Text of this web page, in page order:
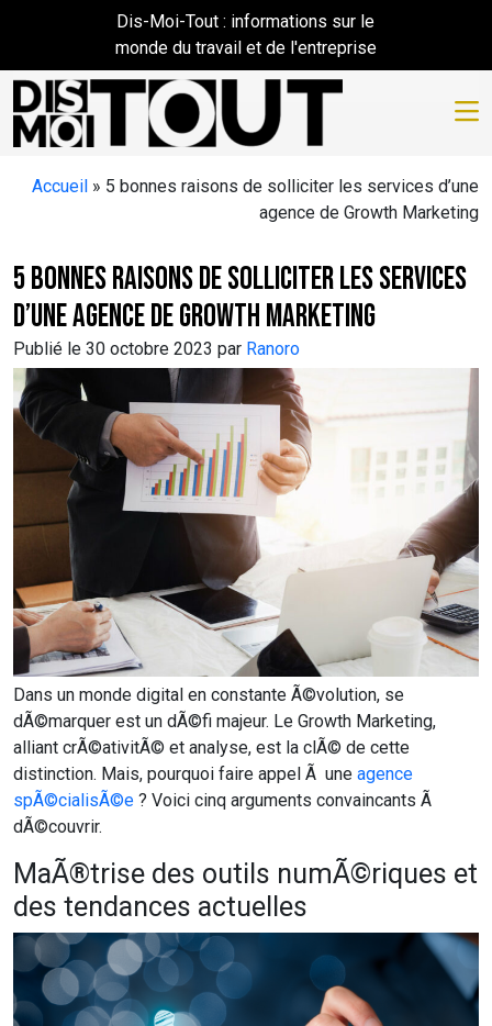
Skip to main contentDis-Moi-Tout : informations sur le
monde du travail et de l'entreprise
Accueil » 5 bonnes raisons de solliciter les services d’une
agence de Growth Marketing
5 bonnes raisons de solliciter les services
d’une agence de Growth Marketing
Publié le 30 octobre 2023 par Ranoro
Dans un monde digital en constante Ã©volution, se
dÃ©marquer est un dÃ©fi majeur. Le Growth Marketing,
alliant crÃ©ativitÃ© et analyse, est la clÃ© de cette
distinction. Mais, pourquoi faire appel Ã une agence
spÃ©cialisÃ©e ? Voici cinq arguments convaincants Ã
dÃ©couvrir.
MaÃ®trise des outils numÃ©riques et
des tendances actuelles